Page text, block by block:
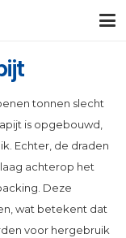
tonnen slecht
is opgebouwd,
Echter, de draden
achterop het
Deze
wat betekent dat
voor hergebruik